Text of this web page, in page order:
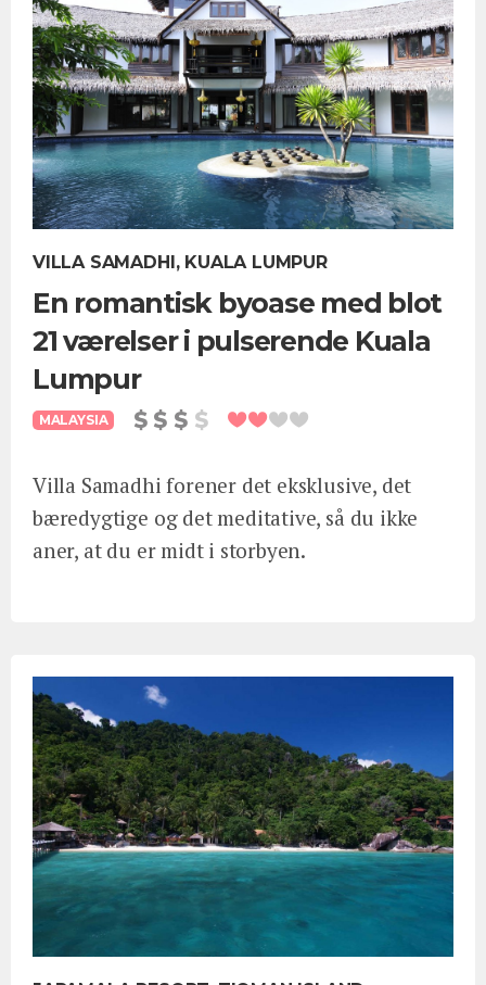
VILLA SAMADHI, KUALA LUMPUR
En romantisk byoase med blot
21 værelser i pulserende Kuala
Lumpur
MALAYSIA
Villa Samadhi forener det eksklusive, det
bæredygtige og det meditative, så du ikke
aner, at du er midt i storbyen.